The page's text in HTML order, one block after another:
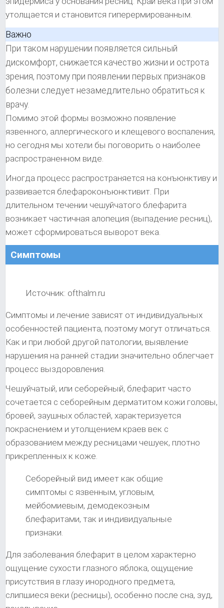
утолщается и становится гиперермированным.
Важно
При таком нарушении появляется сильный
дискомфорт, снижается качество жизни и острота
зрения, поэтому при появлении первых признаков
болезни следует незамедлительно обратиться к
врачу.
Помимо этой формы возможно появление
язвенного, аллергического и клещевого воспаления,
но сегодня мы хотели бы поговорить о наиболее
распространенном виде.
Иногда процесс распространяется на конъюнктиву и
развивается блефароконъюнктивит. При
длительном течении чешуйчатого блефарита
возникает частичная алопеция (выпадение ресниц),
может сформироваться выворот века.
Симптомы
Источник: ofthalm.ru
Симптомы и лечение зависят от индивидуальных
особенностей пациента, поэтому могут отличаться.
Как и при любой другой патологии, выявление
нарушения на ранней стадии значительно облегчает
процесс выздоровления.
Чешуйчатый, или себорейный, блефарит часто
сочетается с себорейным дерматитом кожи головы,
бровей, заушных областей, характеризуется
покраснением и утолщением краев век с
образованием между ресницами чешуек, плотно
прикрепленных к коже.
Себорейный вид имеет как общие
симптомы с язвенным, угловым,
мейбомиевым, демодекозным
блефаритами, так и индивидуальные
признаки.
Для заболевания блефарит в целом характерно
ощущение сухости глазного яблока, ощущение
присутствия в глазу инородного предмета,
слипшиеся веки (ресницы), особенно после сна, зуд,